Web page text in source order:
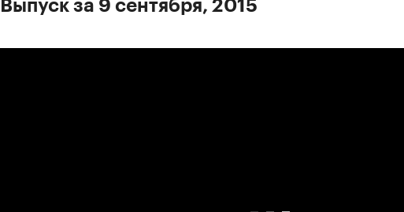
Выпуск за 9 сентября, 2015